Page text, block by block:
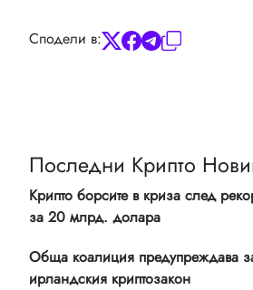
Сподели в:
Последни Крипто
Крипто борсите в криза след
за 20 млрд. долара
Обща коалиция предупреждава
ирландския криптозакон